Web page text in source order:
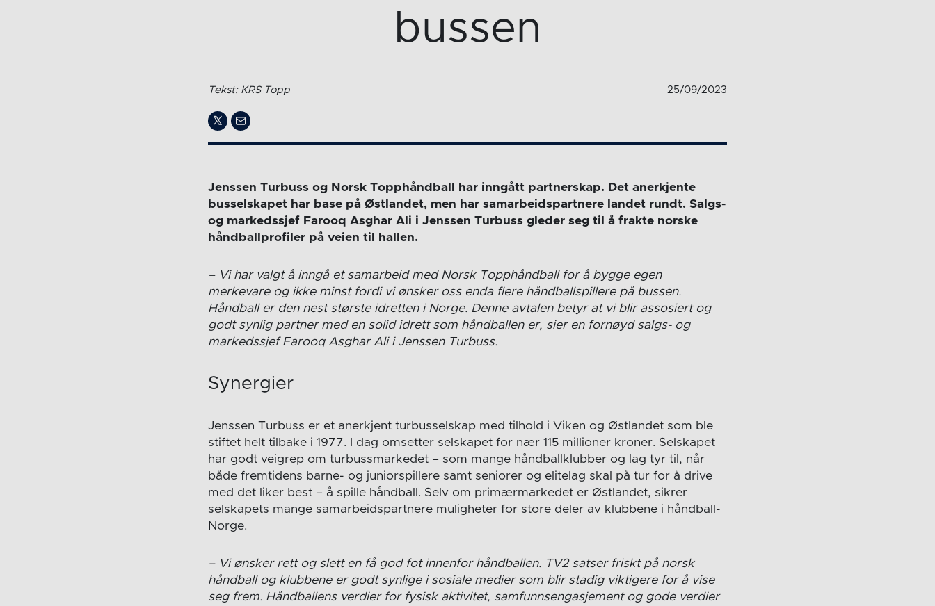
bussen
Tekst: KRS Topp 25/09/2023
Jenssen Turbuss og Norsk Topphåndball har inngått partnerskap. Det anerkjente
busselskapet har base på Østlandet, men har samarbeidspartnere landet rundt. Salgs-
og markedssjef Farooq Asghar Ali i Jenssen Turbuss gleder seg til å frakte norske
håndballprofiler på veien til hallen.
– Vi har valgt å inngå et samarbeid med Norsk Topphåndball for å bygge egen
merkevare og ikke minst fordi vi ønsker oss enda flere håndballspillere på bussen.
Håndball er den nest største idretten i Norge. Denne avtalen betyr at vi blir assosiert og
godt synlig partner med en solid idrett som håndballen er, sier en fornøyd salgs- og
markedssjef Farooq Asghar Ali i Jenssen Turbuss.
Synergier
Jenssen Turbuss er et anerkjent turbusselskap med tilhold i Viken og Østlandet som ble
stiftet helt tilbake i 1977. I dag omsetter selskapet for nær 115 millioner kroner. Selskapet
har godt veigrep om turbussmarkedet – som mange håndballklubber og lag tyr til, når
både fremtidens barne- og juniorspillere samt seniorer og elitelag skal på tur for å drive
med det liker best – å spille håndball. Selv om primærmarkedet er Østlandet, sikrer
selskapets mange samarbeidspartnere muligheter for store deler av klubbene i håndball-
Norge.
– Vi ønsker rett og slett en få god fot innenfor håndballen. TV2 satser friskt på norsk
håndball og klubbene er godt synlige i sosiale medier som blir stadig viktigere for å vise
seg frem. Håndballens verdier for fysisk aktivitet, samfunnsengasjement og gode verdier